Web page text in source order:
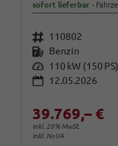
sofort lieferbar
Fahrzeugnr. 110802
Kraftstoff Benzin
Leistung 110 kW (150 PS)
12.05.2026
39.769,– €
inkl. 20% MwSt.
inkl. NoVA